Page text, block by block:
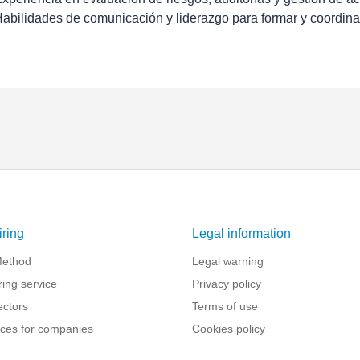
de comunicación y liderazgo para formar y
service
for companies
Legal information
Legal warning
Privacy policy
Terms of use
Cookies policy